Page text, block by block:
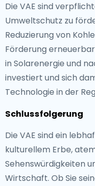
Die VAE sind
Umweltschutz zu
Reduzierung von
Förderung
in Solarenergie und
investiert und sich
Technologie in der
Schlussfolgerung
Die VAE sind ein
kulturellem Erbe,
Sehenswürdigkeiten
Wirtschaft. Ob Sie